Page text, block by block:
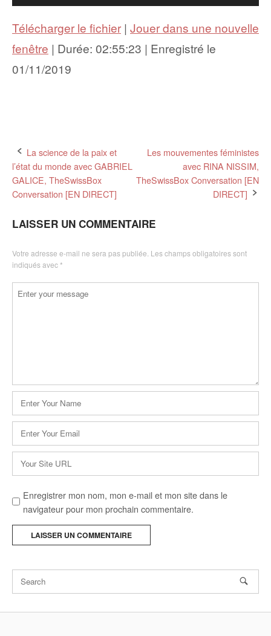
audio
Télécharger le fichier| Jouer dans une nouvelle
fenêtre | Durée: 02:55:23 | Enregistré le
01/11/2019
Post
navigation
La science de la paix et
l’état du monde avec GABRIEL
GALICE, TheSwissBox
Conversation [EN DIRECT]
Les mouvementes féministes
avec RINA NISSIM,
TheSwissBox Conversation [EN
DIRECT]
LAISSER UN COMMENTAIRE
Votre adresse e-mail ne sera pas publiée. Les champs obligatoires sont
indiqués avec*
Commentaire
Nom
* Site
Enregistrer mon nom, mon e-mail et mon site dans le
navigateur pour mon prochain commentaire.